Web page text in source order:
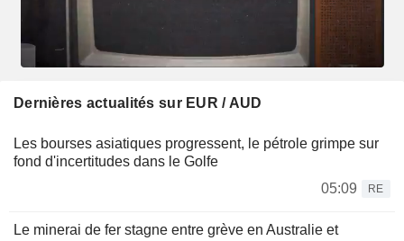
Dernières actualités sur EUR / AUD
Les bourses asiatiques progressent, le pétrole grimpe sur
fond d'incertitudes dans le Golfe
05:09
RE
Le minerai de fer stagne entre grève en Australie et